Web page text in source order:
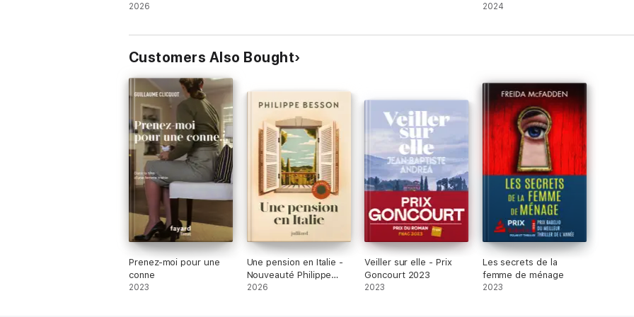
2026 2024
Customers Also Bought
Prenez-moi pour une
conne
2023
Une pension en Italie -
Nouveauté Philippe
Besson 2026
2026
Veiller sur elle - Prix
Goncourt 2023
2023
Les secrets de la
femme de ménage
2023